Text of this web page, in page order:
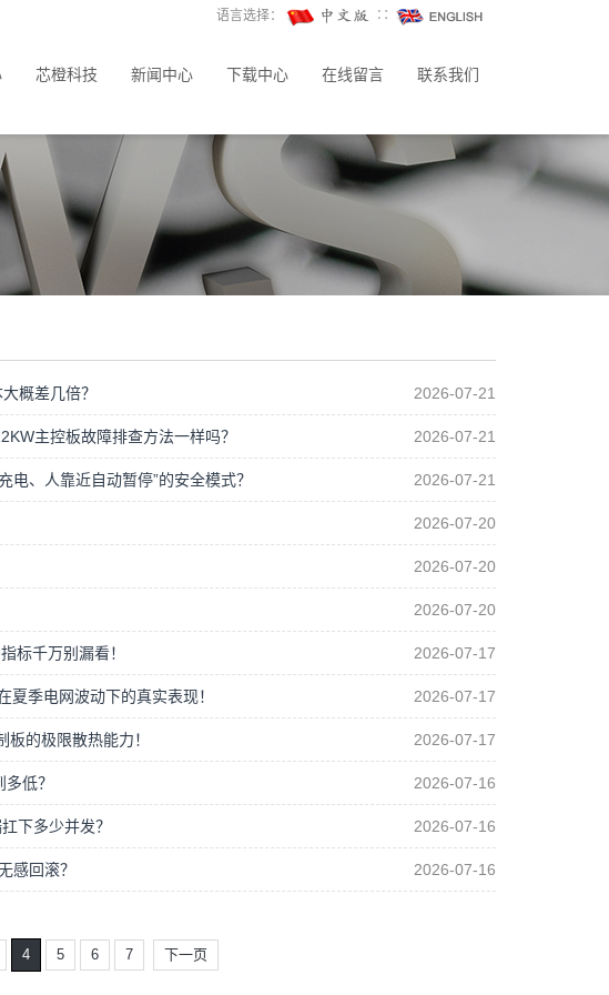
语言选择： ∷
芯橙科技 新闻中心 下载中心 在线留言 联系我们
概差几倍？ 2026-07-21
主控板故障排查方法一样吗？ 2026-07-21
、人靠近自动暂停”的安全模式？ 2026-07-21
2026-07-20
2026-07-20
2026-07-20
标千万别漏看！ 2026-07-17
季电网波动下的真实表现！ 2026-07-17
的极限散热能力！ 2026-07-17
低？ 2026-07-16
下多少并发？ 2026-07-16
感回滚？ 2026-07-16
4 5 6 7 下一页